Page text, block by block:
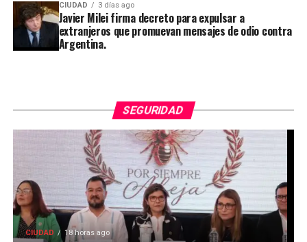
CIUDAD 3 días ago
Javier Milei firma decreto para expulsar a
extranjeros que promuevan mensajes de odio contra
Argentina.
SEGURIDAD
CIUDAD 18 horas ago